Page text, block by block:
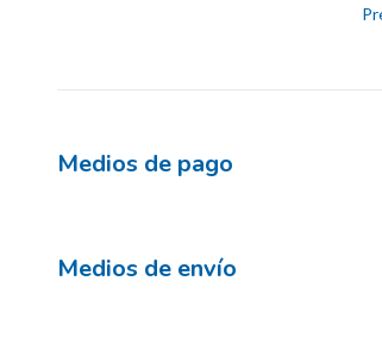
Medios de pago
Medios de envío